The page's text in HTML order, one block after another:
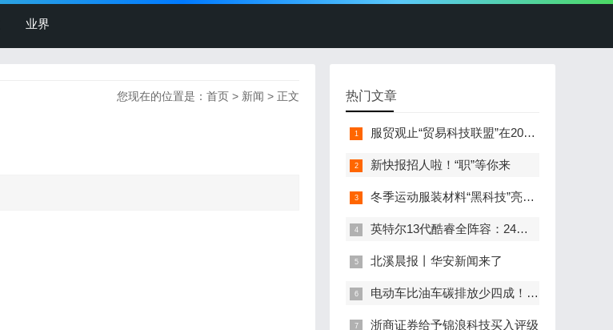
业界
您现在的位置是： 首页 > 新闻 > 正文 热门文章
服贸观止“贸易科技联盟”在2022服贸会启动
新快报招人啦！“职”等你来
冬季运动服装材料“黑科技”亮相服贸会
英特尔13代酷睿全阵容：24核i9-13900K最高5.8GHz
北溪晨报丨华安新闻来了
电动车比油车碳排放少四成！能链智电助推新能源汽车普及
浙商证券给予锦浪科技买入评级